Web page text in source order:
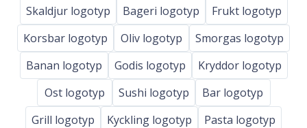
Skaldjur logotyp
Bageri logotyp
Frukt logotyp
Korsbar logotyp
Oliv logotyp
Smorgas logotyp
Banan logotyp
Godis logotyp
Kryddor logotyp
Ost logotyp
Sushi logotyp
Bar logotyp
Grill logotyp
Kyckling logotyp
Pasta logotyp